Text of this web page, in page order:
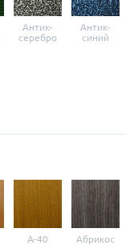
Антик-
серебро
Антик-
синий
A-40 Абрикос